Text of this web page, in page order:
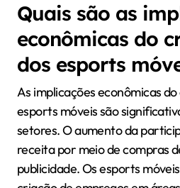
Quais são as
econômicas do
dos esports
As implicações econômicas
esports móveis são
setores. O aumento da
receita por meio de compras
publicidade. Os esports